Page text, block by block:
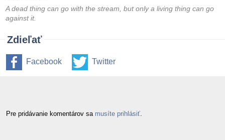
A dead thing can go with the stream, but only a living thing can go
against it.
Zdieľať
Facebook Twitter
Pre pridávanie komentárov sa musíte prihlásiť